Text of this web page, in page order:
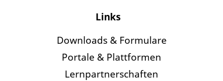
Links
Downloads & Formulare
Portale & Plattformen
Lernpartnerschaften